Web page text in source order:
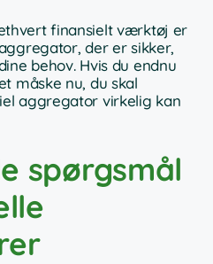
finansielt værktøj er
der er sikker,
behov. Hvis du endnu
måske nu, du skal
aggregator virkelig kan
spørgsmål